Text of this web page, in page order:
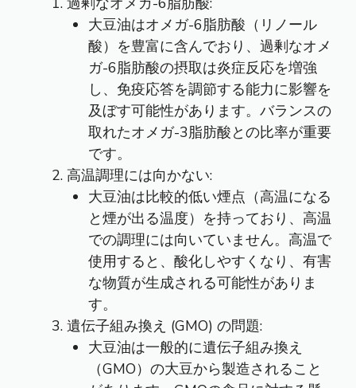
大豆油はオメガ-6脂肪酸（リノール
酸）を豊富に含んでおり、過剰なオメ
ガ-6脂肪酸の摂取は炎症反応を増強
し、免疫応答を調節する能力に影響を
及ぼす可能性があります。バランスの
取れたオメガ-3脂肪酸との比率が重要
です。
高温調理には向かない:
大豆油は比較的低い煙点（高温になる
と煙が出る温度）を持っており、高温
での調理には向いていません。高温で
使用すると、酸化しやすくなり、有害
な物質が生成される可能性がありま
す。
遺伝子組み換え (GMO) の問題:
大豆油は一般的に遺伝子組み換え
（GMO）の大豆から製造されること